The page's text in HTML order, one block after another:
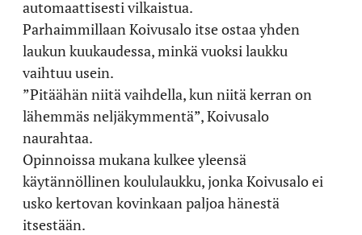
automaattisesti vilkaistua.
Parhaimmillaan Koivusalo itse ostaa yhden
laukun kuukaudessa, minkä vuoksi laukku
vaihtuu usein.
”Pitäähän niitä vaihdella, kun niitä kerran on
lähemmäs neljäkymmentä”, Koivusalo
naurahtaa.
Opinnoissa mukana kulkee yleensä
käytännöllinen koululaukku, jonka Koivusalo ei
usko kertovan kovinkaan paljoa hänestä
itsestään.